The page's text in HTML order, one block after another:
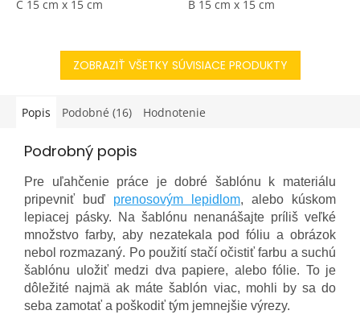
šablónu umiestňujete.
C 15 cm x 15 cm šablónu umiestňujete.
B 15 cm x 15 cm
ZOBRAZIŤ VŠETKY SÚVISIACE PRODUKTY
Popis Podobné (16) Hodnotenie
Podrobný popis
Pre uľahčenie práce je dobré šablónu k materiálu
pripevniť buď prenosovým lepidlom, alebo kúskom
lepiacej pásky. Na šablónu nenanášajte príliš veľké
množstvo farby, aby nezatekala pod fóliu a obrázok
nebol rozmazaný. Po použití stačí očistiť farbu a suchú
šablónu uložiť medzi dva papiere, alebo fólie. To je
dôležité najmä ak máte šablón viac, mohli by sa do
seba zamotať a poškodiť tým jemnejšie výrezy.